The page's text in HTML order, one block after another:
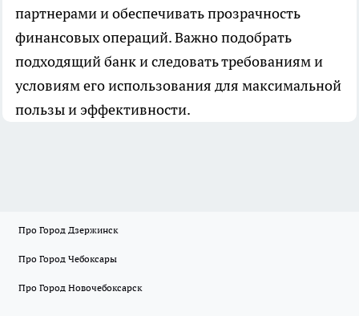
партнерами и обеспечивать прозрачность
финансовых операций. Важно подобрать
подходящий банк и следовать требованиям и
условиям его использования для максимальной
пользы и эффективности.
Про Город Дзержинск
Про Город Чебоксары
Про Город Новочебоксарск